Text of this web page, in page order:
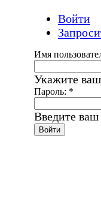
Войти
Имя
Укажите
Пароль: *
Введите ваш